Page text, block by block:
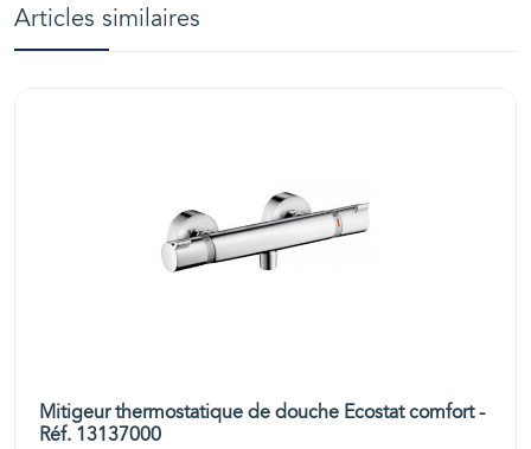
Articles similaires
Mitigeur thermostatique de douche Ecostat comfort -
Réf. 13137000